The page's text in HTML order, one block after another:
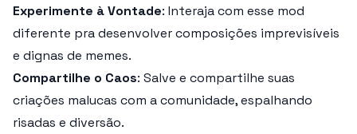
Experimente à Vontade: Interaja com esse mod
diferente pra desenvolver composições imprevisíveis
e dignas de memes.
Compartilhe o Caos: Salve e compartilhe suas
criações malucas com a comunidade, espalhando
risadas e diversão.